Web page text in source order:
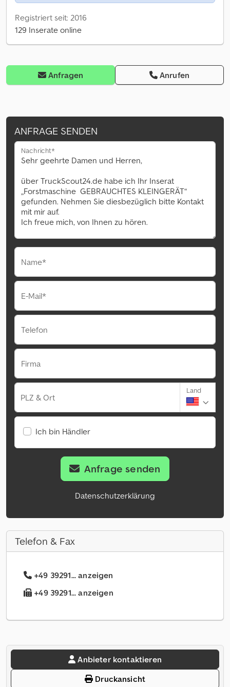
Registriert seit: 2016
129 Inserate online
Anfragen Anrufen
ANFRAGE SENDEN
Nachricht*
Name*
E-Mail*
Telefon
Firma
PLZ & Ort
Land
Ich bin Händler
Anfrage senden
Datenschutzerklärung
Telefon & Fax
+49 39291... anzeigen
+49 39291... anzeigen
Anbieter kontaktieren
Druckansicht